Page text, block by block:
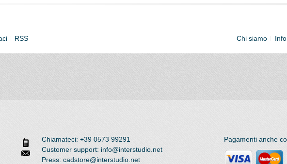
RSS Chi siamo
Chiamateci: +39 0573 99291
Customer support: info@interstudio.net
Press: cadstore@interstudio.net
Pagamenti anche